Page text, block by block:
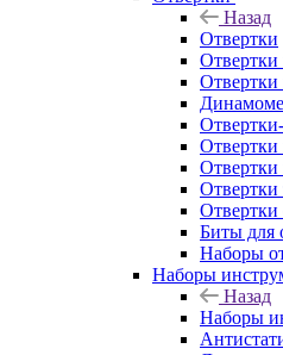
Назад
Отвертки
Отвертки
Отвертки
Отвертки
Отвертки
Биты для
Наборы
Наборы
Назад
Наборы